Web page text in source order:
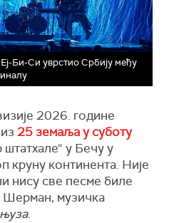
Би-Си уврстио Србију међу
2026. године
25 земаља у суботу
у Бечу у
круну континента. Није
нису све песме биле
Шерман, музичка
.